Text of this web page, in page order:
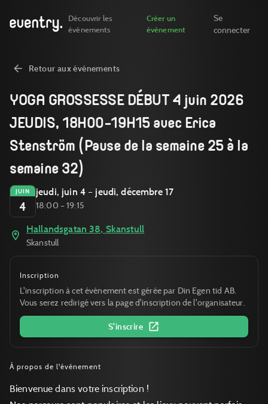
Découvrir les
événements
Créer un
événement
Se
connecter
Retour aux événements
YOGA GROSSESSE DÉBUT 4 juin 2026
JEUDIS, 18H00-19H15 avec Erica
Stenström (Pause de la semaine 25 à la
semaine 32)
JUIN
4
jeudi, juin 4 – jeudi, décembre 17
18:00 – 19:15
Hallandsgatan 38, Skanstull
Skanstull
Inscription
L'inscription à cet événement est gérée par Din Egen tid AB.
Vous serez redirigé vers la page d'inscription de l'organisateur.
S'inscrire
À propos de l'événement
Bienvenue dans votre inscription !